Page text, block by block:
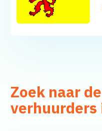
Zoek naar
verhuurders